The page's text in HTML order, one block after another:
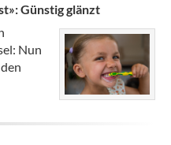
Günstig glänzt
Nun